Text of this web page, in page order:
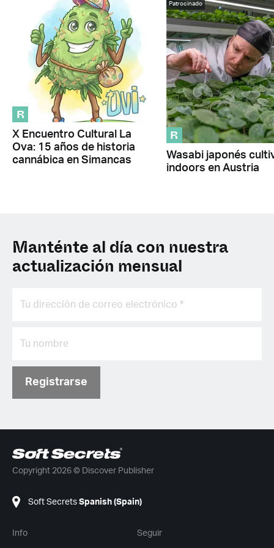
R
X Encuentro Cultural La
Ova: 15 años de historia
cannábica en Simancas
R
Patrocinado
Wasabi japonés
indoors en Austria
Manténte al día con nuestra
actualización mensual
Registrarse
Copyright 2026 © Discover Publisher
Soft Secrets Spanish (Spain)
Info Seguir